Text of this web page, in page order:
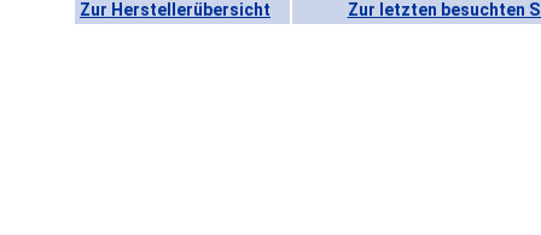
Zur Herstellerübersicht Zur letzten besuchten